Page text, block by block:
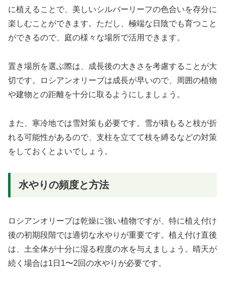
に植えることで、美しいシルバーリーフの色合いを存分に
楽しむことができます。ただし、極端な日陰でも育つこと
ができるので、庭の様々な場所で活用できます。
置き場所を選ぶ際は、成長後の大きさを考慮することが大
切です。ロシアンオリーブは成長が早いので、周囲の植物
や建物との距離を十分に取るようにしましょう。
また、寒冷地では雪対策も必要です。雪が積もると枝が折
れる可能性があるので、支柱を立てて枝を縛るなどの対策
をしておくとよいでしょう。
水やりの頻度と方法
ロシアンオリーブは乾燥に強い植物ですが、特に植え付け
後の初期段階では適切な水やりが重要です。植え付け直後
は、土全体が十分に湿る程度の水を与えましょう。晴天が
続く場合は1日1〜2回の水やりが必要です。